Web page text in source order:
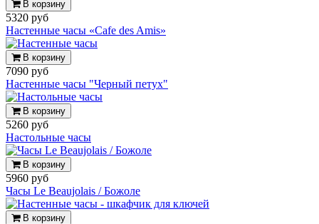
В корзину
5320 руб
Настенные часы «Cafe des Amis»
В корзину
7090 руб
Настенные часы "Черный петух"
В корзину
5260 руб
Настольные часы
В корзину
5960 руб
Часы Le Beaujolais / Божоле
В корзину